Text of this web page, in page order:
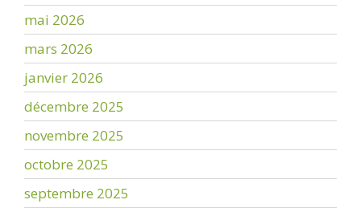
mai 2026
mars 2026
janvier 2026
décembre 2025
novembre 2025
octobre 2025
septembre 2025